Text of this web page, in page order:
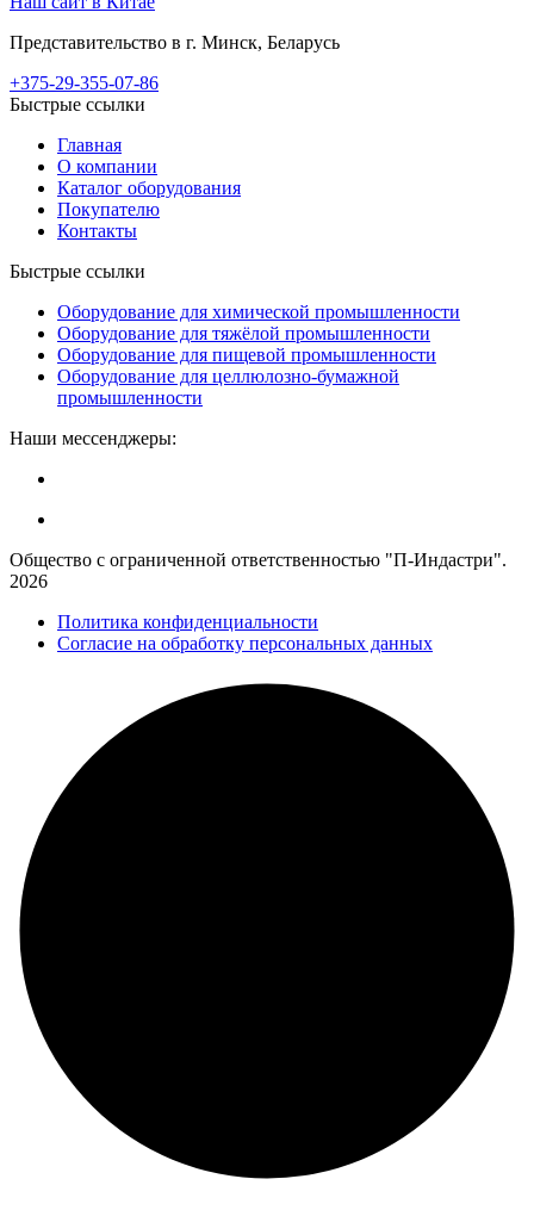
Представительство в г. Минск, Беларусь
+375-29-355-07-86
Быстрые ссылки
Главная
О компании
Каталог оборудования
Покупателю
Контакты
Быстрые ссылки
Оборудование для химической промышленности
Оборудование для тяжёлой промышленности
Оборудование для пищевой промышленности
Оборудование для целлюлозно-бумажной
промышленности
Наши мессенджеры:
Общество с ограниченной ответственностью "П-Индастри".
2026
Политика конфиденциальности
Согласие на обработку персональных данных